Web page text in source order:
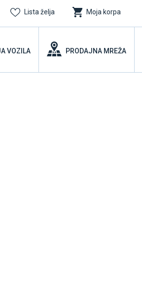
Lista želja Moja korpa
VOZILA PRODAJNA MREŽA